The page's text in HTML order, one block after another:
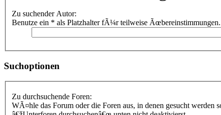
Zu suchender Autor:
Benutze ein * als Platzhalter fÃ¼r teilweise Ãœbereinstimmungen.
Suchoptionen
Zu durchsuchende Foren:
WÃ¤hle das Forum oder die Foren aus, in denen gesucht